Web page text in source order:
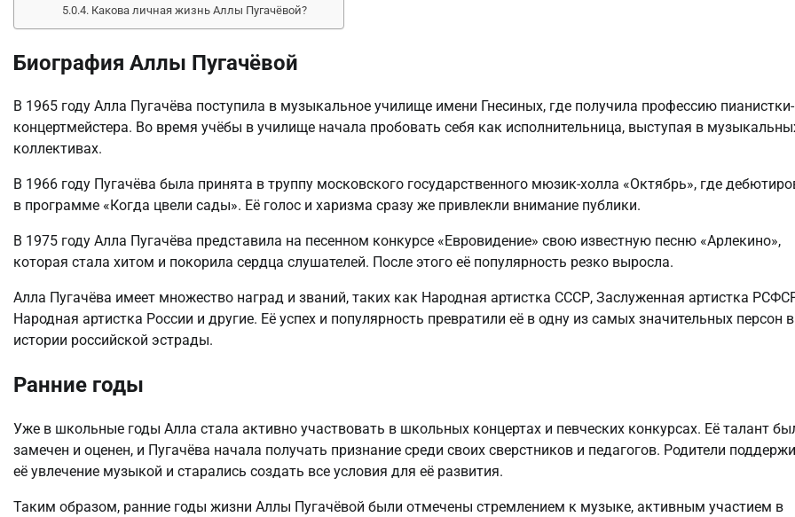
Какова личная жизнь Аллы Пугачёвой?
Биография Аллы Пугачёвой
В 1965 году Алла Пугачёва поступила в музыкальное училище имени Гнесиных, где получила профессию пианистки-
концертмейстера. Во время учёбы в училище начала пробовать себя как исполнительница, выступая в
коллективах.
В 1966 году Пугачёва была принята в труппу московского государственного мюзик-холла «Октябрь», где
в программе «Когда цвели сады». Её голос и харизма сразу же привлекли внимание публики.
В 1975 году Алла Пугачёва представила на песенном конкурсе «Евровидение» свою известную песню «Арлекино»,
которая стала хитом и покорила сердца слушателей. После этого её популярность резко выросла.
Алла Пугачёва имеет множество наград и званий, таких как Народная артистка СССР, Заслуженная артистка
Народная артистка России и другие. Её успех и популярность превратили её в одну из самых значительных персон в
истории российской эстрады.
Ранние годы
Уже в школьные годы Алла стала активно участвовать в школьных концертах и певческих конкурсах. Её талант
замечен и оценен, и Пугачёва начала получать признание среди своих сверстников и педагогов. Родители
её увлечение музыкой и старались создать все условия для её развития.
Таким образом, ранние годы жизни Аллы Пугачёвой были отмечены стремлением к музыке, активным участием в